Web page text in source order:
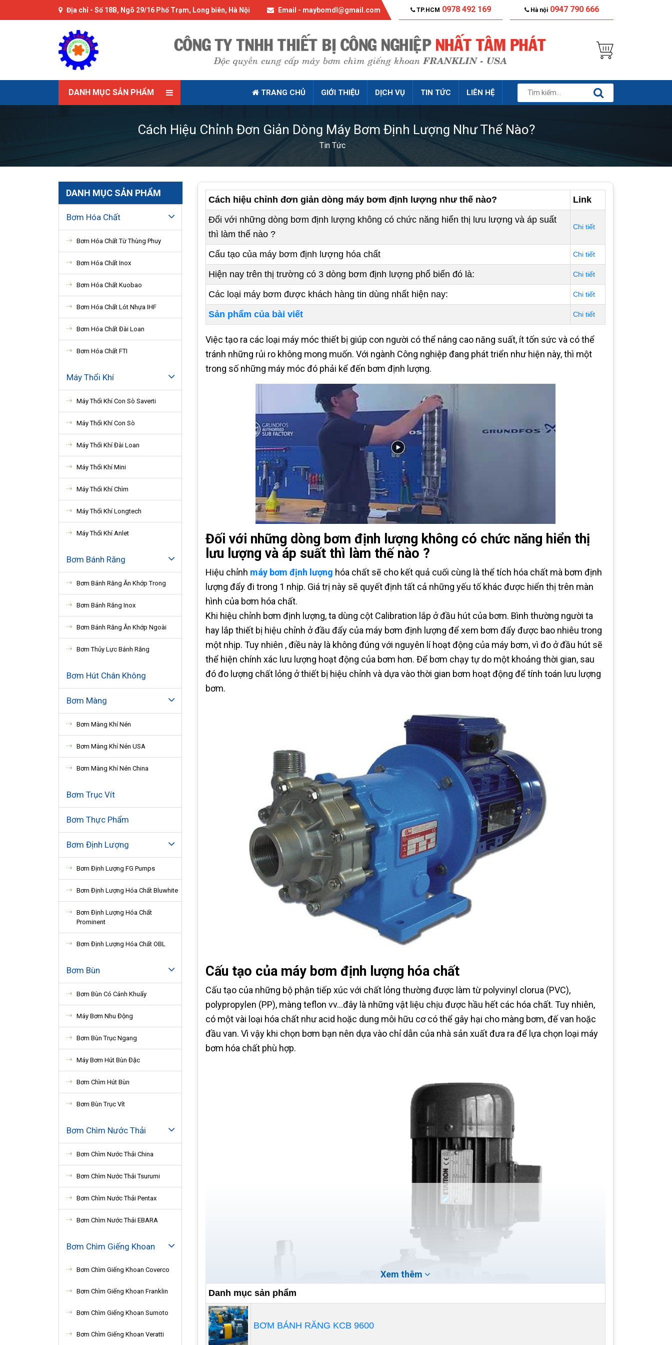
Địa chỉ - Số 18B, Ngõ 29/16 Phố Trạm, Long biên, Hà Nội Email - maybomdl@gmail.com TP.HCM 0978 492 169 Hà nội 0947 790 666
DANH MỤC SẢN PHẨM TRANG CHỦ GIỚI THIỆU DỊCH VỤ TIN TỨC LIÊN HỆ
Cách Hiệu Chỉnh Đơn Giản Dòng Máy Bơm Định Lượng Như Thế Nào?
Tin Tức
DANH MỤC SẢN PHẨM
Bơm Hóa Chất
Bơm Hóa Chất Từ Thùng Phuy
Bơm Hóa Chất Inox
Bơm Hóa Chất Kuobao
Bơm Hóa Chất Lót Nhựa IHF
Bơm Hóa Chất Đài Loan
Bơm Hóa Chất FTI
Máy Thổi Khí
Máy Thổi Khí Con Sò Saverti
Máy Thổi Khí Con Sò
Máy Thổi Khí Đài Loan
Máy Thổi Khí Mini
Máy Thổi Khí Chìm
Máy Thổi Khí Longtech
Máy Thổi Khí Anlet
Bơm Bánh Răng
Bơm Bánh Răng Ăn Khớp Trong
Bơm Bánh Răng Inox
Bơm Bánh Răng Ăn Khớp Ngoài
Bơm Thủy Lực Bánh Răng
Bơm Hút Chân Không
Bơm Màng
Bơm Màng Khí Nén
Bơm Màng Khí Nén USA
Bơm Màng Khí Nén China
Bơm Trục Vít
Bơm Thực Phẩm
Bơm Định Lượng
Bơm Định Lượng FG Pumps
Bơm Định Lượng Hóa Chất Bluwhite
Bơm Định Lượng Hóa Chất
Prominent
Bơm Định Lượng Hóa Chất OBL
Bơm Bùn
Bơm Bùn Có Cánh Khuấy
Máy Bơm Nhu Động
Bơm Bùn Trục Ngang
Máy Bơm Hút Bùn Đặc
Bơm Chìm Hút Bùn
Bơm Bùn Trục Vít
Bơm Chìm Nước Thải
Bơm Chìm Nước Thải China
Bơm Chìm Nước Thải Tsurumi
Bơm Chìm Nước Thải Pentax
Bơm Chìm Nước Thải EBARA
Bơm Chìm Giếng Khoan
Bơm Chìm Giếng Khoan Coverco
Bơm Chìm Giếng Khoan Franklin
Bơm Chìm Giếng Khoan Sumoto
Bơm Chìm Giếng Khoan Veratti
Cách hiệu chỉnh đơn giản dòng máy bơm định lượng như thế nào?
Link
Đối với những dòng bơm định lượng không có chức năng hiển thị lưu lượng và áp suất
thì làm thế nào ?
Chi tiết
Cấu tạo của máy bơm định lượng hóa chất Chi tiết
Hiện nay trên thị trường có 3 dòng bơm định lượng phổ biến đó là: Chi tiết
Các loại máy bơm được khách hàng tin dùng nhất hiện nay: Chi tiết
Sản phẩm của bài viết Chi tiết
Việc tạo ra các loại máy móc thiết bị giúp con người có thể nâng cao năng suất, ít tốn sức và có thể
tránh những rủi ro không mong muốn. Với ngành Công nghiệp đang phát triển như hiện này, thì một
trong số những máy móc đó phải kể đến bơm định lượng.
Đối với những dòng bơm định lượng không có chức năng hiển thị
lưu lượng và áp suất thì làm thế nào ?
Hiệu chỉnh máy bơm định lượng hóa chất sẽ cho kết quả cuối cùng là thể tích hóa chất mà bơm định
lượng đẩy đi trong 1 nhịp. Giá trị này sẽ quyết định tất cả những yếu tố khác được hiển thị trên màn
hình của bơm hóa chất.
Khi hiệu chỉnh bơm định lượng, ta dùng cột Calibration lắp ở đầu hút của bơm. Bình thường người ta
hay lắp thiết bị hiệu chỉnh ở đầu đẩy của máy bơm định lượng để xem bơm đẩy được bao nhiêu trong
một nhịp. Tuy nhiên , điều này là không đúng với nguyên lí hoạt động của máy bơm, vì đo ở đầu hút sẽ
thể hiện chính xác lưu lượng hoạt động của bơm hơn. Để bơm chạy tự do một khoảng thời gian, sau
đó đo lượng chất lỏng ở thiết bị hiệu chỉnh và dựa vào thời gian bơm hoạt động để tính toán lưu lượng
bơm.
Cấu tạo của máy bơm định lượng hóa chất
Cấu tạo của những bộ phận tiếp xúc với chất lỏng thường được làm từ polyvinyl clorua (PVC),
polypropylen (PP), màng teflon vv…đây là những vật liệu chịu được hầu hết các hóa chất. Tuy nhiên,
có một vài loại hóa chất như acid hoặc dung môi hữu cơ có thể gây hại cho màng bơm, đế van hoặc
đầu van. Vì vậy khi chọn bơm bạn nên dựa vào chỉ dẫn của nhà sản xuất đưa ra để lựa chọn loại máy
bơm hóa chất phù hợp.
Xem thêm
Danh mục sản phẩm
BƠM BÁNH RĂNG KCB 9600